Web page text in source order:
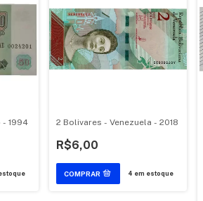
1994 2 Bolivares - Venezuela - 2018
R$6,00
4 em estoque